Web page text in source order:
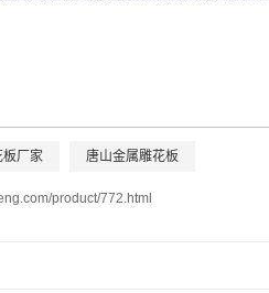
板厂家 唐山金属雕花板
product/772.html